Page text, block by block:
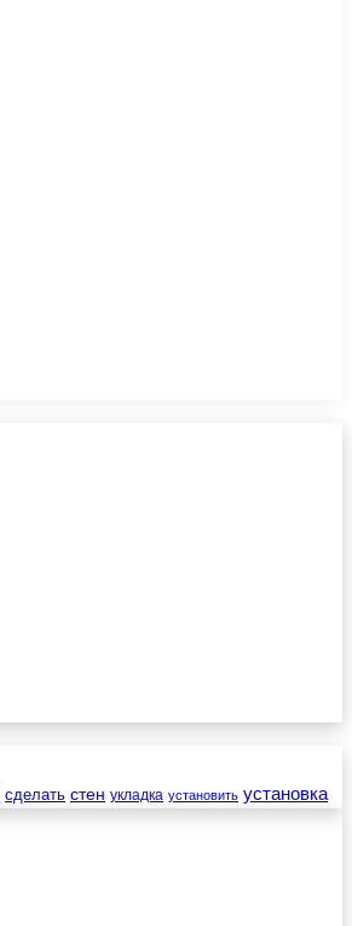
сделать стен укладка установить установка